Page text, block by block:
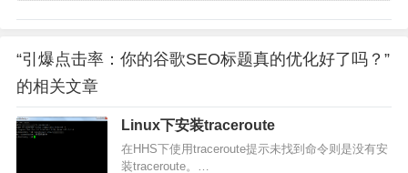
“引爆点击率：你的谷歌SEO标题真的优化好了吗？”
的相关文章
Linux下安装traceroute
在HHS下使用traceroute提示未找到命令则是没有安
装traceroute。…